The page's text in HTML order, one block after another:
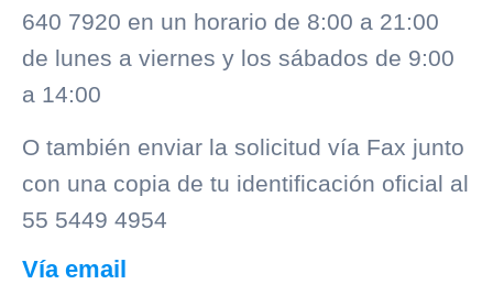
640 7920 en un horario de 8:00 a 21:00
de lunes a viernes y los sábados de 9:00
a 14:00
O también enviar la solicitud vía Fax junto
con una copia de tu identificación oficial al
55 5449 4954
Vía email